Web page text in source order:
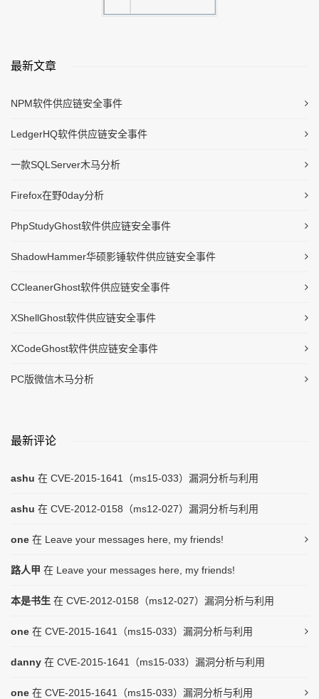
最新文章
NPM软件供应链安全事件
LedgerHQ软件供应链安全事件
一款SQLServer木马分析
Firefox在野0day分析
PhpStudyGhost软件供应链安全事件
ShadowHammer华硕影锤软件供应链安全事件
CCleanerGhost软件供应链安全事件
XShellGhost软件供应链安全事件
XCodeGhost软件供应链安全事件
PC版微信木马分析
最新评论
ashu 在 CVE-2015-1641（ms15-033）漏洞分析与利用
ashu 在 CVE-2012-0158（ms12-027）漏洞分析与利用
one 在 Leave your messages here, my friends!
路人甲 在 Leave your messages here, my friends!
本是书生 在 CVE-2012-0158（ms12-027）漏洞分析与利用
one 在 CVE-2015-1641（ms15-033）漏洞分析与利用
danny 在 CVE-2015-1641（ms15-033）漏洞分析与利用
one 在 CVE-2015-1641（ms15-033）漏洞分析与利用